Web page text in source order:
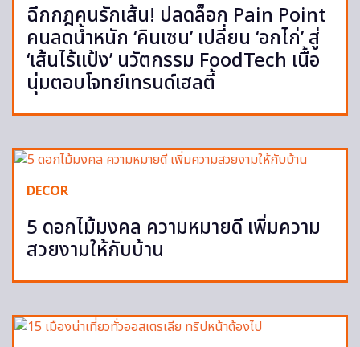
ฉีกกฎคนรักเส้น! ปลดล็อก Pain Point
คนลดน้ำหนัก ‘คินเซน’ เปลี่ยน ‘อกไก่’ สู่
‘เส้นไร้แป้ง’ นวัตกรรม FoodTech เนื้อ
นุ่มตอบโจทย์เทรนด์เฮลตี้
DECOR
5 ดอกไม้มงคล ความหมายดี เพิ่มความ
สวยงามให้กับบ้าน